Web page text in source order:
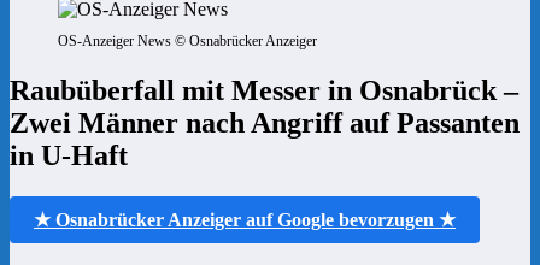
OS-Anzeiger News © Osnabrücker Anzeiger
Raubüberfall mit Messer in Osnabrück –
Zwei Männer nach Angriff auf Passanten
in U-Haft
★ Osnabrücker Anzeiger auf Google bevorzugen ★